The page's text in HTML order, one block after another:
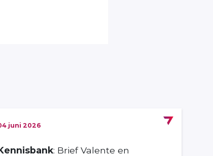
juni 2026
: Brief Valente en